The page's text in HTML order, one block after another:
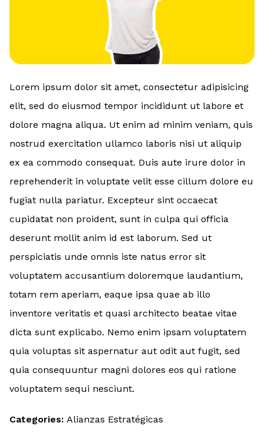
Lorem ipsum dolor sit amet, consectetur adipisicing
elit, sed do eiusmod tempor incididunt ut labore et
dolore magna aliqua. Ut enim ad minim veniam, quis
nostrud exercitation ullamco laboris nisi ut aliquip
ex ea commodo consequat. Duis aute irure dolor in
reprehenderit in voluptate velit esse cillum dolore eu
fugiat nulla pariatur. Excepteur sint occaecat
cupidatat non proident, sunt in culpa qui officia
deserunt mollit anim id est laborum. Sed ut
perspiciatis unde omnis iste natus error sit
voluptatem accusantium doloremque laudantium,
totam rem aperiam, eaque ipsa quae ab illo
inventore veritatis et quasi architecto beatae vitae
dicta sunt explicabo. Nemo enim ipsam voluptatem
quia voluptas sit aspernatur aut odit aut fugit, sed
quia consequuntur magni dolores eos qui ratione
voluptatem sequi nesciunt.
Categories: Alianzas Estratégicas